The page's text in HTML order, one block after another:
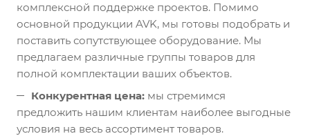
комплексной поддержке проектов. Помимо
основной продукции AVK, мы готовы подобрать и
поставить сопутствующее оборудование. Мы
предлагаем различные группы товаров для
полной комплектации ваших объектов.
Конкурентная цена: мы стремимся
предложить нашим клиентам наиболее выгодные
условия на весь ассортимент товаров.